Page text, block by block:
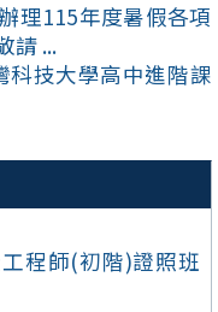
程師(初階)證照班
理115年度暑假各項
請 ...
科技大學高中進階課